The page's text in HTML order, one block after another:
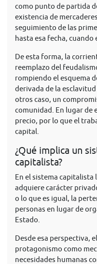
como punto de partida
existencia de
seguimiento de las
hasta esa fecha, cuando
De esta forma, la
reemplazo del
rompiendo el esquema
derivada de la
otros caso, un
comunidad. En lugar de
precio, por lo que el
capital.
¿Qué implica un
capitalista?
En el sistema
adquiere carácter
o lo que es igual, la
personas en lugar de
Estado.
Desde esa perspectiva,
protagonismo como
necesidades humanas